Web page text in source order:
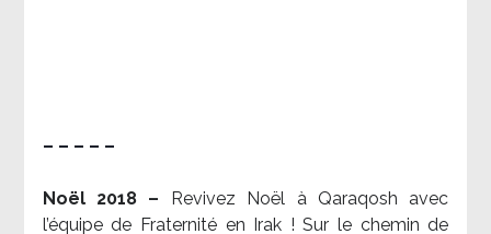
– – – – –
Noël 2018 –
Revivez Noël à Qaraqosh avec
l’équipe de Fraternité en Irak ! Sur le chemin de